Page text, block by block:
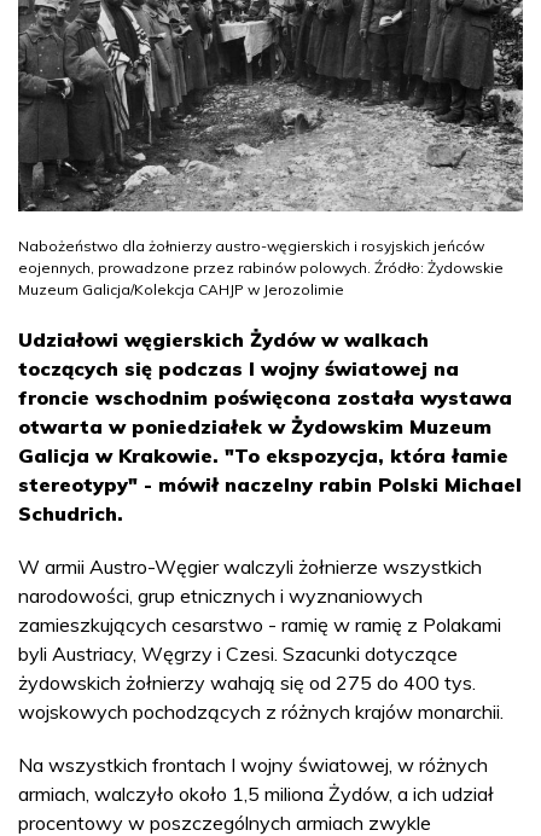
Nabożeństwo dla żołnierzy austro-węgierskich i rosyjskich jeńców
eojennych, prowadzone przez rabinów polowych. Źródło: Żydowskie
Muzeum Galicja/Kolekcja CAHJP w Jerozolimie
Udziałowi węgierskich Żydów w walkach
toczących się podczas I wojny światowej na
froncie wschodnim poświęcona została wystawa
otwarta w poniedziałek w Żydowskim Muzeum
Galicja w Krakowie. "To ekspozycja, która łamie
stereotypy" - mówił naczelny rabin Polski Michael
Schudrich.
W armii Austro-Węgier walczyli żołnierze wszystkich
narodowości, grup etnicznych i wyznaniowych
zamieszkujących cesarstwo - ramię w ramię z Polakami
byli Austriacy, Węgrzy i Czesi. Szacunki dotyczące
żydowskich żołnierzy wahają się od 275 do 400 tys.
wojskowych pochodzących z różnych krajów monarchii.
Na wszystkich frontach I wojny światowej, w różnych
armiach, walczyło około 1,5 miliona Żydów, a ich udział
procentowy w poszczególnych armiach zwykle